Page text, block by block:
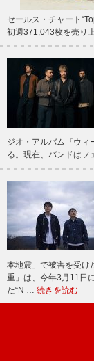
セールス・チャート
初週371,043枚を売り
ジオ・アルバム『ウィ
る。現在、バンドはフ
本地震」で被害を受
重」は、今年3月11日
た“N … 続きを読む